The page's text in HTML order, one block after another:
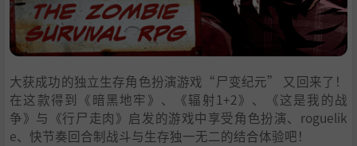
大获成功的独立生存角色扮演游戏“尸变纪元” 又回来了！
在这款得到《暗黑地牢》、《辐射1+2》、《这是我的战
争》与《行尸走肉》启发的游戏中享受角色扮演、roguelik
e、快节奏回合制战斗与生存独一无二的结合体验吧！